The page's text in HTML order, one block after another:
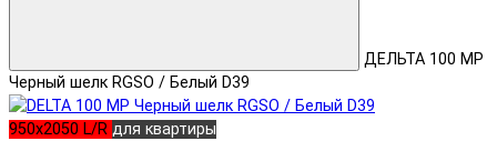
ДЕЛЬТА 100 MP
Черный шелк RGSO / Белый D39
950x2050 L/R для квартиры